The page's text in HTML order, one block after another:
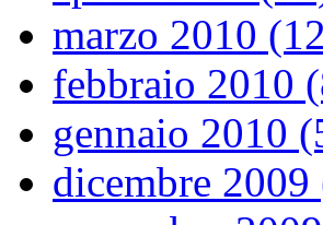
marzo 2010
febbraio 2010
gennaio 2010
dicembre 2009